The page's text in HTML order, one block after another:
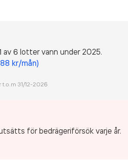
6 lotter vann under 2025.
kr/mån)
31/12-2026
för bedrägeriförsök varje år.